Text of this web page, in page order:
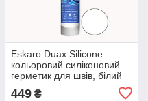
Eskaro Duax Silicone
кольоровий силіконовий
герметик для швів, білий
449 ₴